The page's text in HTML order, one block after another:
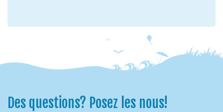
Des questions? Posez les nous!